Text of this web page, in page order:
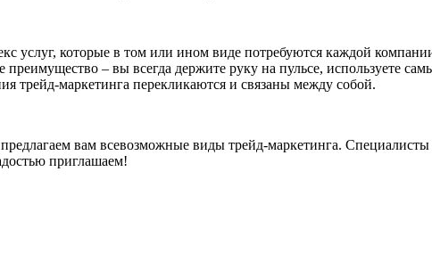
услуг, которые в том или ином виде потребуются каждой
– вы всегда держите руку на пульсе, используете
трейд-маркетинга перекликаются и связаны между собой.
вам всевозможные виды трейд-маркетинга. Специалисты
приглашаем!